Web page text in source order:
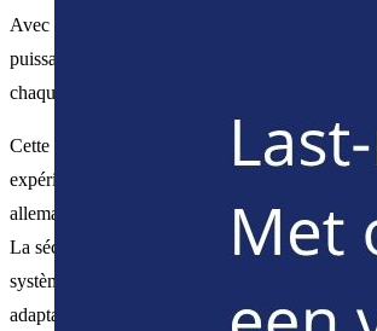
Avec une
puissante batterie de 82 kWh, la Cupra Born est
chaque conduite
Cette voiture agile au rayon de braquage
expérience de conduite dynamique, associée à
allemand qui respire à la fois l'élégance et la
La sécurité est primordiale grâce à la présence
systèmes d'aide à la conduite, y compris le
adaptatif, et avec cinq places, il y a de la place